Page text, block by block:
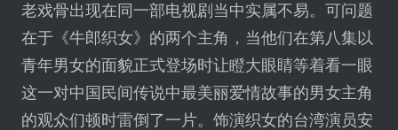
老戏骨出现在同一部电视剧当中实属不易。可问题
在于《牛郎织女》的两个主角，当他们在第八集以
青年男女的面貌正式登场时让瞪大眼睛等着看一眼
这一对中国民间传说中最美丽爱情故事的男女主角
的观众们顿时雷倒了一片。饰演织女的台湾演员安